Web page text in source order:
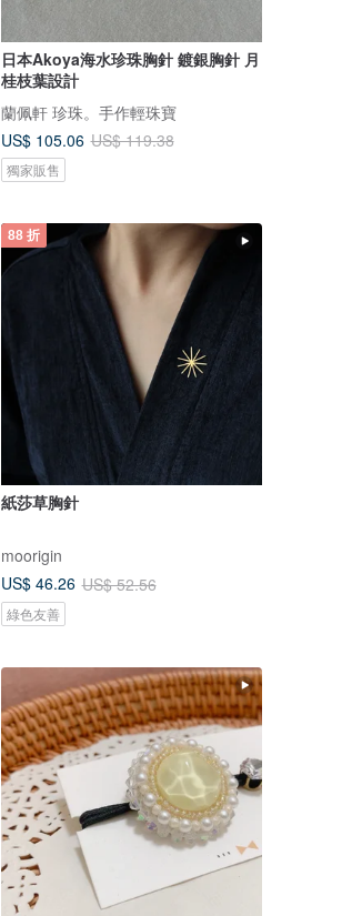
日本Akoya海水珍珠胸針 鍍銀胸針 月
桂枝葉設計
蘭佩軒 珍珠。手作輕珠寶
US$ 105.06 US$ 119.38
獨家販售
88 折
紙莎草胸針
moorigin
US$ 46.26 US$ 52.56
綠色友善